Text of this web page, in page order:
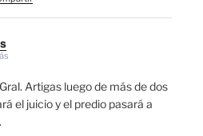
Artigas luego de más de dos
el juicio y el predio pasará a